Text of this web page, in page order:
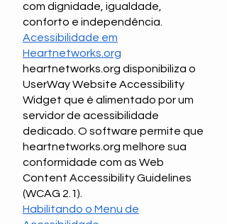
com dignidade, igualdade,
conforto e independência.
Acessibilidade em
Heartnetworks.org
heartnetworks.org disponibiliza o
UserWay Website Accessibility
Widget que é alimentado por um
servidor de acessibilidade
dedicado. O software permite que
heartnetworks.org melhore sua
conformidade com as Web
Content Accessibility Guidelines
(WCAG 2.1).
Habilitando o Menu de